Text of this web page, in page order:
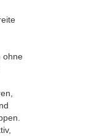
ohne